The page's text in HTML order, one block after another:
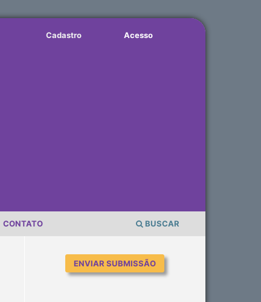
CONTATO BUSCAR
Cadastro Acesso
ENVIAR SUBMISSÃO